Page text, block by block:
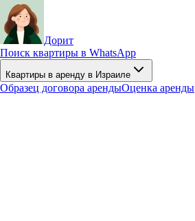
Дорит
Поиск квартиры в WhatsApp
Квартиры в аренду в Израиле
Образец договора арендыОценка аренды